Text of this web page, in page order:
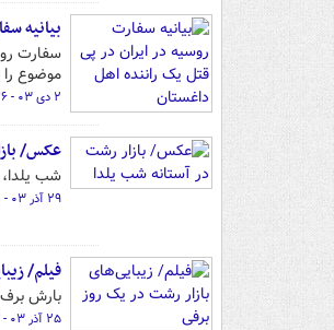
بیانیه
سفارت
موضوع را
۲ دی ۰۳ - ۱۳:۲۶
عکس/
شب
۲۹ آذر ۰۳ - ۱۹:۵۰
فیلم/
بارش
۲۵ آذر ۰۳ - ۱۱:۴۳